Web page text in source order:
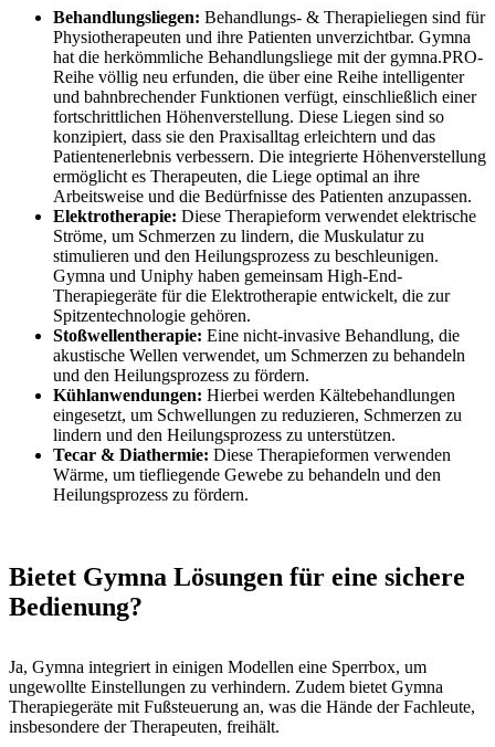
Behandlungsliegen: Behandlungs- & Therapieliegen sind für
Physiotherapeuten und ihre Patienten unverzichtbar. Gymna
hat die herkömmliche Behandlungsliege mit der gymna.PRO-
Reihe völlig neu erfunden, die über eine Reihe intelligenter
und bahnbrechender Funktionen verfügt, einschließlich einer
fortschrittlichen Höhenverstellung. Diese Liegen sind so
konzipiert, dass sie den Praxisalltag erleichtern und das
Patientenerlebnis verbessern. Die integrierte Höhenverstellung
ermöglicht es Therapeuten, die Liege optimal an ihre
Arbeitsweise und die Bedürfnisse des Patienten anzupassen.
Elektrotherapie: Diese Therapieform verwendet elektrische
Ströme, um Schmerzen zu lindern, die Muskulatur zu
stimulieren und den Heilungsprozess zu beschleunigen.
Gymna und Uniphy haben gemeinsam High-End-
Therapiegeräte für die Elektrotherapie entwickelt, die zur
Spitzentechnologie gehören.
Stoßwellentherapie: Eine nicht-invasive Behandlung, die
akustische Wellen verwendet, um Schmerzen zu behandeln
und den Heilungsprozess zu fördern.
Kühlanwendungen: Hierbei werden Kältebehandlungen
eingesetzt, um Schwellungen zu reduzieren, Schmerzen zu
lindern und den Heilungsprozess zu unterstützen.
Tecar & Diathermie: Diese Therapieformen verwenden
Wärme, um tiefliegende Gewebe zu behandeln und den
Heilungsprozess zu fördern.
Bietet Gymna Lösungen für eine sichere
Bedienung?
Ja, Gymna integriert in einigen Modellen eine Sperrbox, um
ungewollte Einstellungen zu verhindern. Zudem bietet Gymna
Therapiegeräte mit Fußsteuerung an, was die Hände der Fachleute,
insbesondere der Therapeuten, freihält.